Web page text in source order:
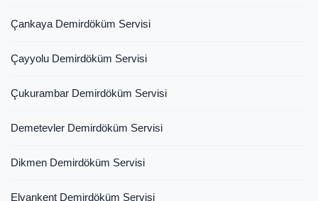
Çankaya Demirdöküm Servisi
Çayyolu Demirdöküm Servisi
Çukurambar Demirdöküm Servisi
Demetevler Demirdöküm Servisi
Dikmen Demirdöküm Servisi
Elvankent Demirdöküm Servisi